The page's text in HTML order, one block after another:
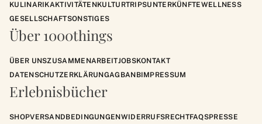
KULINARIKAKTIVITÄTENKULTURTRIPSUNTERKÜNFTEWELLNESS
GESELLSCHAFTSONSTIGES
Über 1000things
ÜBER UNSZUSAMMENARBEITJOBSKONTAKT
DATENSCHUTZERKLÄRUNGAGBANBIMPRESSUM
Erlebnisbücher
SHOPVERSANDBEDINGUNGENWIDERRUFSRECHTFAQSPRESSE